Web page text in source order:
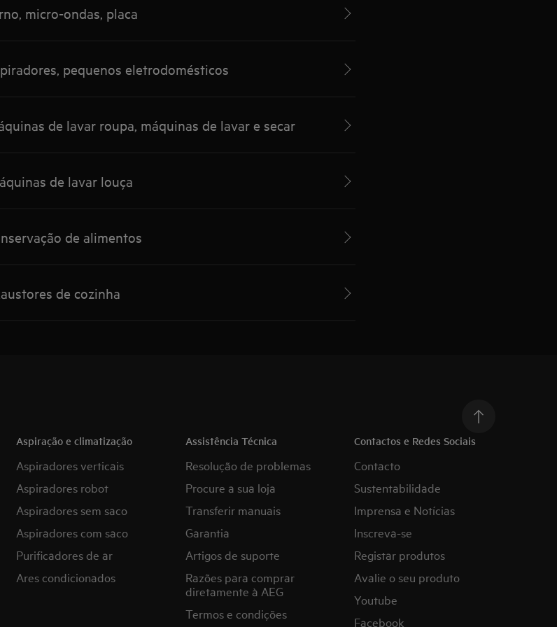
micro-ondas, placa
pequenos eletrodomésticos
de lavar roupa, máquinas de lavar e secar
de lavar louça
de alimentos
de cozinha
Aspiração e climatização
Aspiradores verticais
Aspiradores robot
Aspiradores sem saco
Aspiradores com saco
Purificadores de ar
Ares condicionados
Assistência Técnica
Resolução de problemas
Procure a sua loja
Transferir manuais
Garantia
Artigos de suporte
Razões para comprar
diretamente à AEG
Termos e condições
Contactos e Redes Sociais
Contacto
Sustentabilidade
Imprensa e Notícias
Inscreva-se
Registar produtos
Avalie o seu produto
Youtube
Facebook